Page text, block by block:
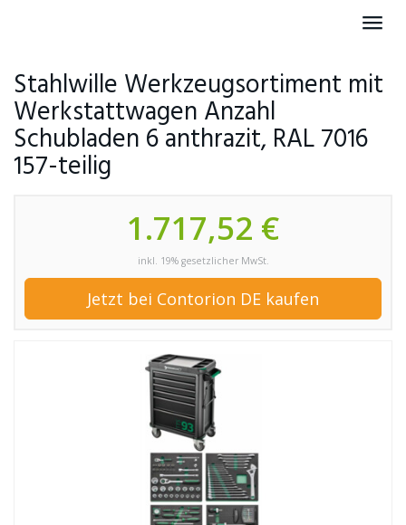
Stahlwille Werkzeugsortiment mit
Werkstattwagen Anzahl
Schubladen 6 anthrazit, RAL 7016
157-teilig
1.717,52 €
inkl. 19% gesetzlicher MwSt.
Jetzt bei Contorion DE kaufen